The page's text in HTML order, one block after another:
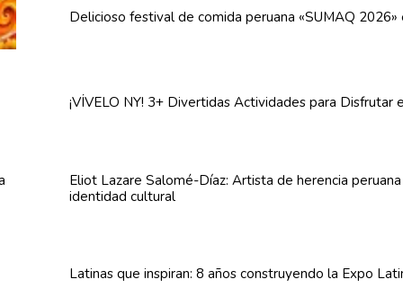
Delicioso festival de comida peruana «SUMAQ
¡VÍVELO NY! 3+ Divertidas Actividadespara Disfrutar
Eliot Lazare Salomé-Díaz: Artista de herencia
identidad cultural
Latinas que inspiran: 8 años construyendo la Expo